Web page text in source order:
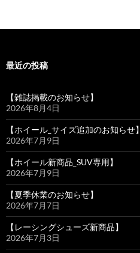
最近の投稿
【雑誌掲載のお知らせ】
2026年8月4日
【ホイール_サイズ追加のお知らせ】
2026年7月9日
【ホイール新商品_SUV専用】
2026年7月9日
【夏季休業のお知らせ】
2026年7月7日
【レーシングシューズ新商品】
2026年7月3日